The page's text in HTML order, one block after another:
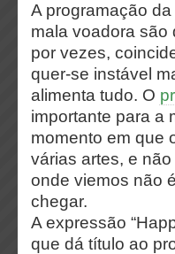
A​ ​programação​ ​da​
​mala​ ​voadora​ ​são
por​ ​vezes,​
quer-se​ ​instável​
alimenta​ ​tudo. O
importante para a
momento em que
várias artes, e
onde viemos não
chegar.
A expressão
que dá título ao